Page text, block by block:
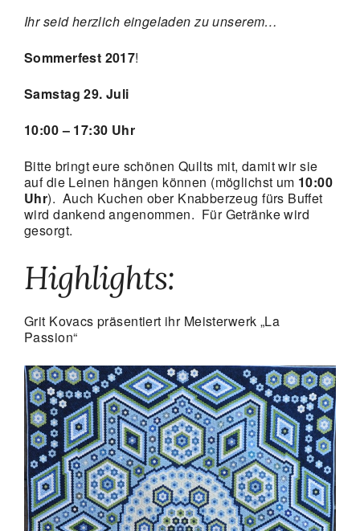
Ihr seid herzlich eingeladen zu unserem…
Sommerfest 2017!
Samstag 29. Juli
10:00 – 17:30 Uhr
Bitte bringt eure schönen Quilts mit, damit wir sie
auf die Leinen hängen können (möglichst um 10:00
Uhr). Auch Kuchen ober Knabberzeug fürs Buffet
wird dankend angenommen. Für Getränke wird
gesorgt.
Highlights:
Grit Kovacs präsentiert ihr Meisterwerk „La
Passion“